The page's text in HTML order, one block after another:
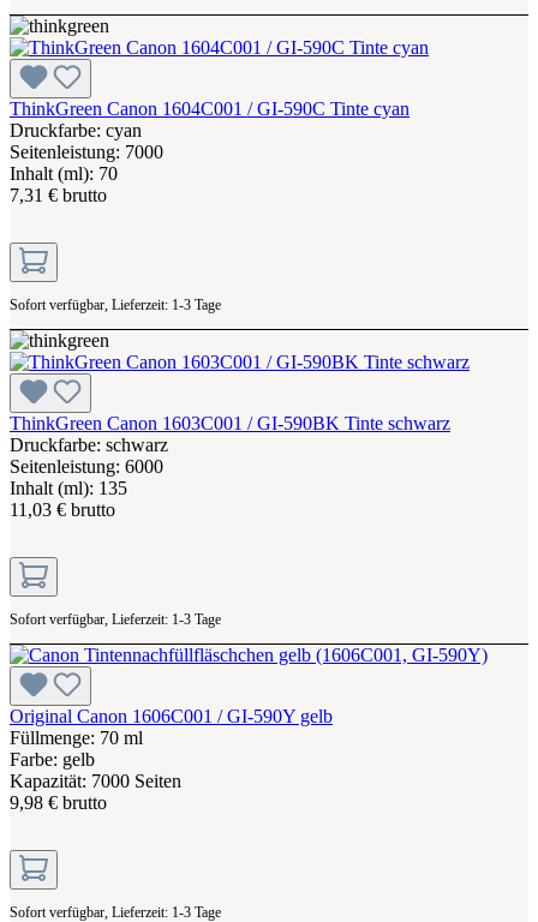
ThinkGreen Canon 1604C001 / GI-590C Tinte cyan
Druckfarbe: cyan
Seitenleistung: 7000
Inhalt (ml): 70
7,31 € brutto
Sofort verfügbar, Lieferzeit: 1-3 Tage
ThinkGreen Canon 1603C001 / GI-590BK Tinte schwarz
Druckfarbe: schwarz
Seitenleistung: 6000
Inhalt (ml): 135
11,03 € brutto
Sofort verfügbar, Lieferzeit: 1-3 Tage
Original Canon 1606C001 / GI-590Y gelb
Füllmenge: 70 ml
Farbe: gelb
Kapazität: 7000 Seiten
9,98 € brutto
Sofort verfügbar, Lieferzeit: 1-3 Tage